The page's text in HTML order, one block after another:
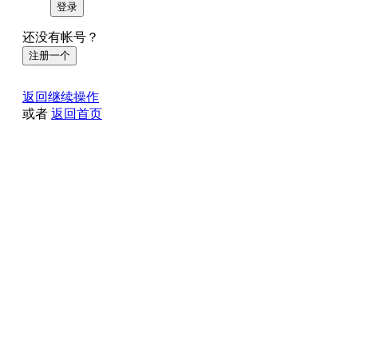
登录
还没有帐号？
注册一个
返回继续操作
或者 返回首页